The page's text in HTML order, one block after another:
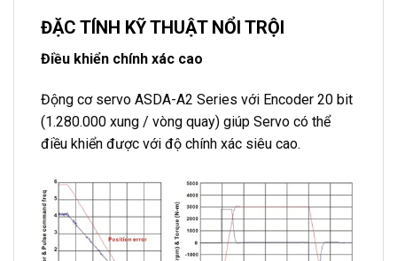
ĐẶC TÍNH KỸ THUẬT NỔI TRỘI
Điều khiển chính xác cao
Động cơ servo ASDA-A2 Series với Encoder 20 bit
(1.280.000 xung / vòng quay) giúp Servo có thể
điều khiển được với độ chính xác siêu cao.